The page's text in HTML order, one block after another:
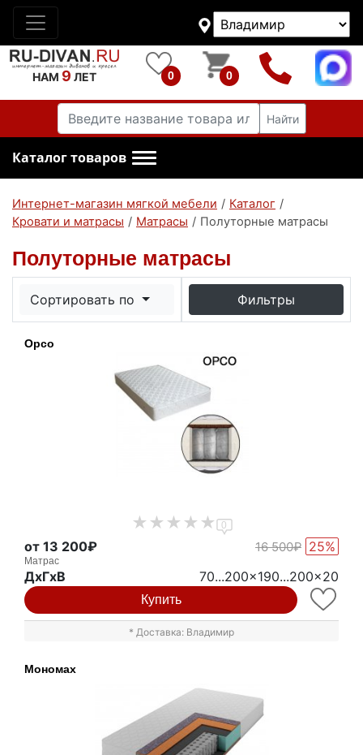
НАМ 9 ЛЕТ 0 0
Найти
Каталог товаров
Интернет-магазин мягкой мебели / Каталог /
Кровати и матрасы / Матрасы / Полуторные матрасы
Полуторные матрасы
Сортировать по Фильтры
Орсо
0
от 13 200₽ 16 500₽ 25%
Матрас
ДxГxВ 70...200x190...200x20
Купить
* Доставка: Владимир
Мономах